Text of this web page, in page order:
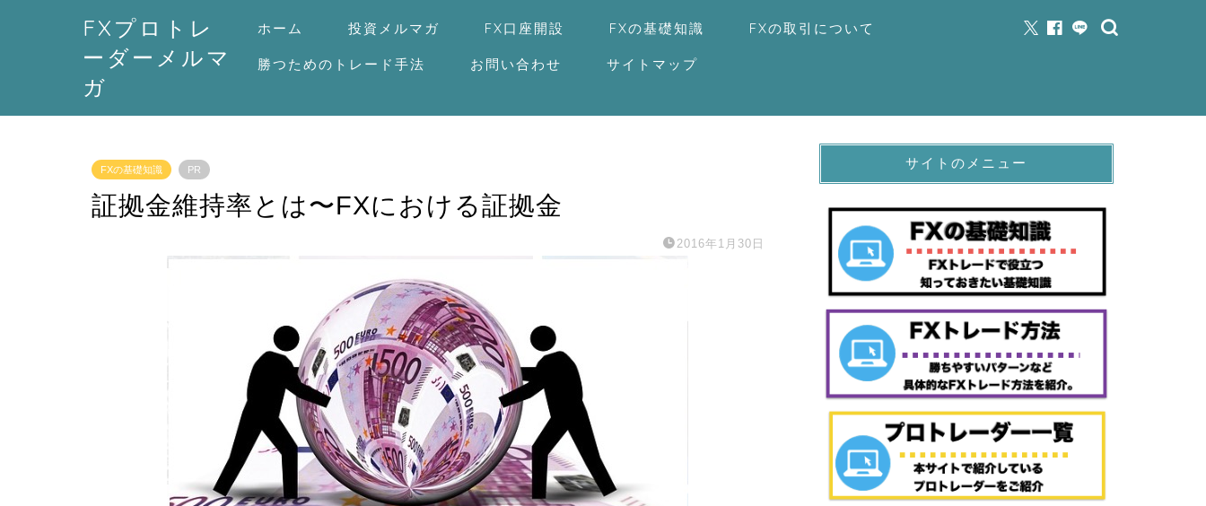
FXプロトレ
ーダーメルマ
ガ
ホーム 投資メルマガ FX口座開設 FXの基礎知識 FXの取引について
勝つためのトレード手法 お問い合わせ サイトマップ
FXの基礎知識 PR
証拠金維持率とは〜FXにおける証拠金
2016年1月30日
サイトのメニュー